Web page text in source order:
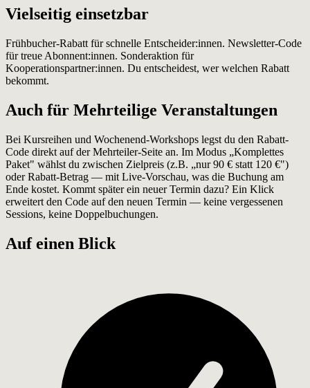
Vielseitig einsetzbar
Frühbucher-Rabatt für schnelle Entscheider:innen. Newsletter-Code
für treue Abonnent:innen. Sonderaktion für
Kooperationspartner:innen. Du entscheidest, wer welchen Rabatt
bekommt.
Auch für Mehrteilige Veranstaltungen
Bei Kursreihen und Wochenend-Workshops legst du den Rabatt-
Code direkt auf der Mehrteiler-Seite an. Im Modus „Komplettes
Paket" wählst du zwischen Zielpreis (z.B. „nur 90 € statt 120 €")
oder Rabatt-Betrag — mit Live-Vorschau, was die Buchung am
Ende kostet. Kommt später ein neuer Termin dazu? Ein Klick
erweitert den Code auf den neuen Termin — keine vergessenen
Sessions, keine Doppelbuchungen.
Auf einen Blick